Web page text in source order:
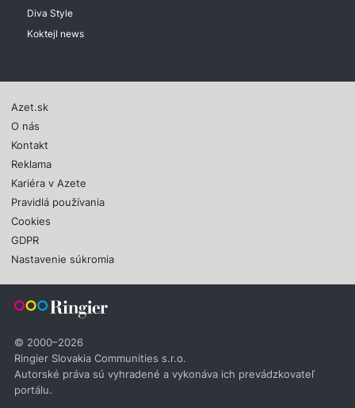
Diva Style
Koktejl news
Azet.sk
O nás
Kontakt
Reklama
Kariéra v Azete
Pravidlá používania
Cookies
GDPR
Nastavenie súkromia
© 2000–2026
Ringier Slovakia Communities s.r.o.
Autorské práva sú vyhradené a vykonáva ich prevádzkovateľ
portálu.